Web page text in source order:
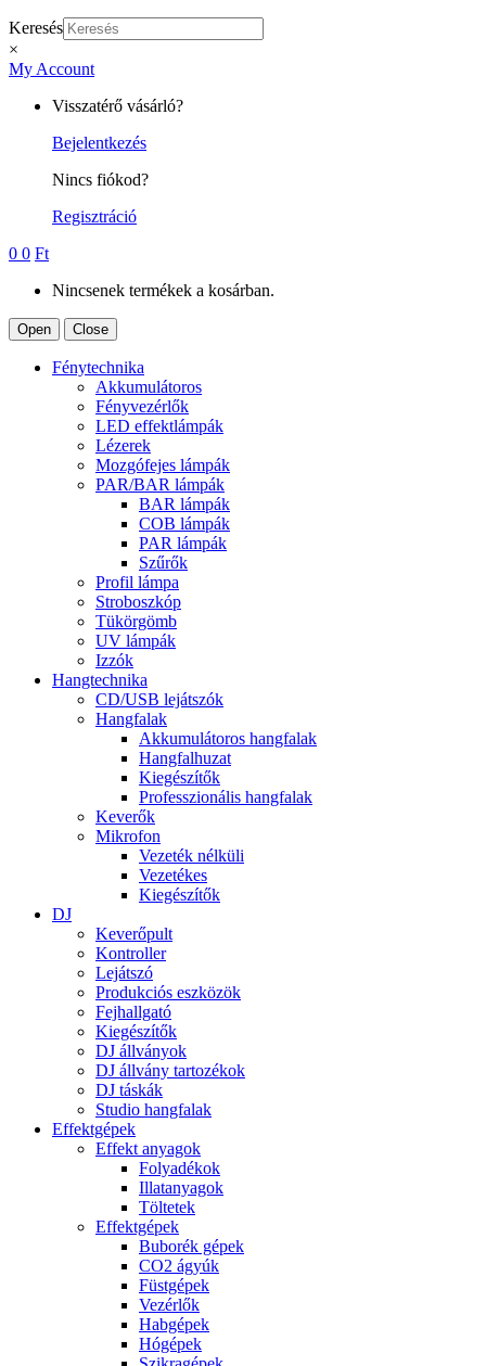
Keresés
×
My Account
Visszatérő vásárló?
Bejelentkezés
Nincs fiókod?
Regisztráció
0 0 Ft
Nincsenek termékek a kosárban.
Open Close
Fénytechnika
Akkumulátoros
Fényvezérlők
LED effektlámpák
Lézerek
Mozgófejes lámpák
PAR/BAR lámpák
BAR lámpák
COB lámpák
PAR lámpák
Szűrők
Profil lámpa
Stroboszkóp
Tükörgömb
UV lámpák
Izzók
Hangtechnika
CD/USB lejátszók
Hangfalak
Akkumulátoros hangfalak
Hangfalhuzat
Kiegészítők
Professzionális hangfalak
Keverők
Mikrofon
Vezeték nélküli
Vezetékes
Kiegészítők
DJ
Keverőpult
Kontroller
Lejátszó
Produkciós eszközök
Fejhallgató
Kiegészítők
DJ állványok
DJ állvány tartozékok
DJ táskák
Studio hangfalak
Effektgépek
Effekt anyagok
Folyadékok
Illatanyagok
Töltetek
Effektgépek
Buborék gépek
CO2 ágyúk
Füstgépek
Vezérlők
Habgépek
Hógépek